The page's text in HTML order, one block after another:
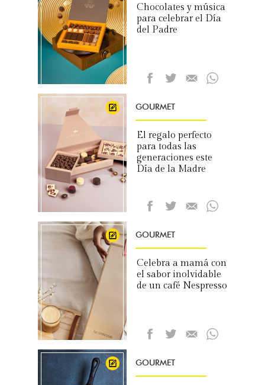
Chocolates y música
para celebrar el Día
del Padre
GOURMET
El regalo perfecto
para todas las
generaciones este
Día de la Madre
GOURMET
Celebra a mamá con
el sabor inolvidable
de un café Nespresso
GOURMET